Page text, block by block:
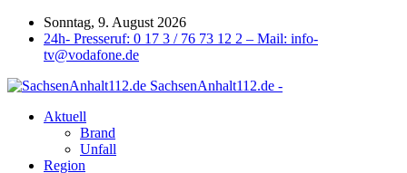
Sonntag, 9. August 2026
24h- Presseruf: 0 17 3 / 76 73 12 2 – Mail: info-
tv@vodafone.de
SachsenAnhalt112.de -
Aktuell
Brand
Unfall
Region